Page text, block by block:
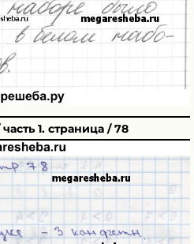
1. страница / 78